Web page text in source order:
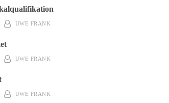
UWE FRANK
UWE FRANK
UWE FRANK